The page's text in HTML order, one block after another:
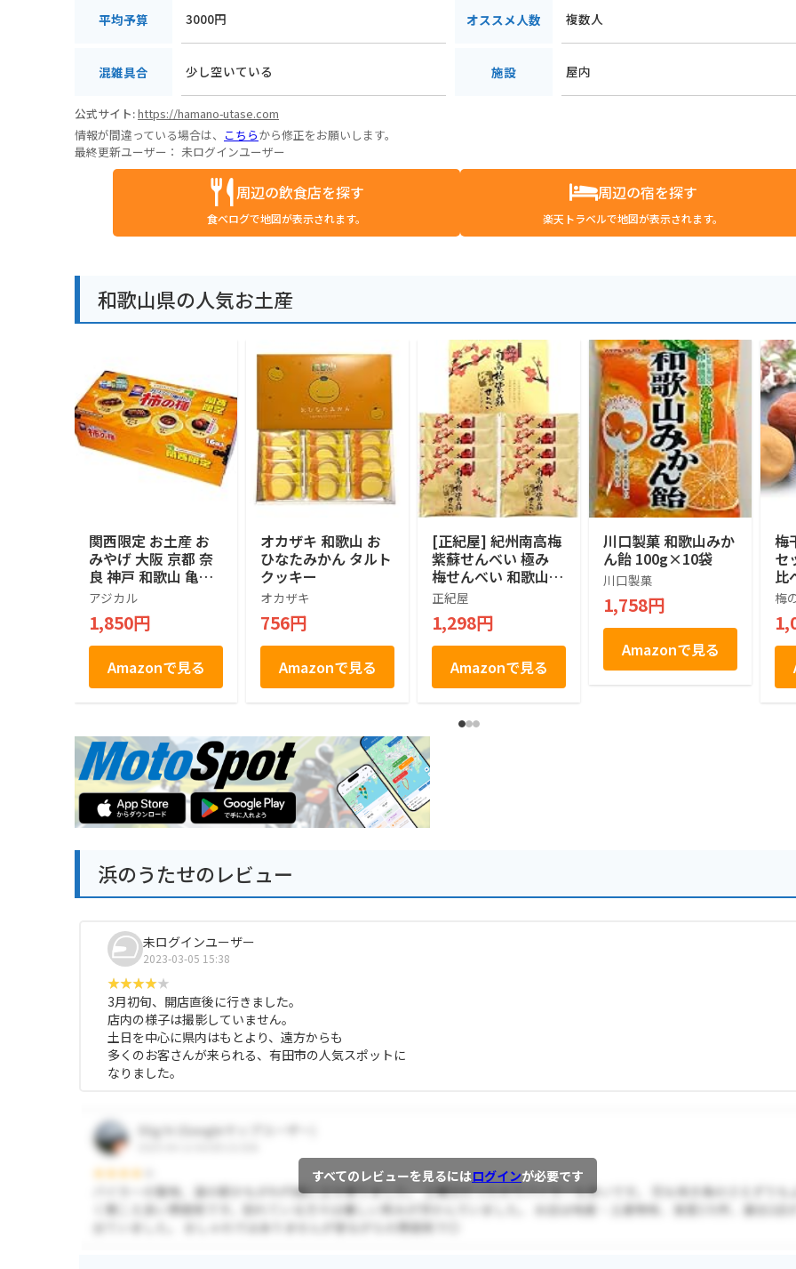
平均予算 3000円 オススメ人数 複数人
混雑具合 少し空いている 施設 屋内
公式サイト:https://hamano-utase.com
情報が間違っている場合は、 こちらから修正をお願いします。
最終更新ユーザー： 未ログインユーザー
周辺の飲食店を探す
食べログで地図が表示されます。
周辺の宿を探す
楽天トラベルで地図が表示されます。
和歌山県の人気お土産
関西限定 お土産 お
みやげ 大阪 京都 奈
良 神戸 和歌山 亀田
の柿の種 ピーナッツ
入り 180g 16袋入り
（４種類×４袋）
アジカル
1,850円
Amazonで見る
オカザキ 和歌山 お
ひなたみかん タルト
クッキー
オカザキ
756円
Amazonで見る
[正紀屋] 紀州南高梅
紫蘇せんべい 極み
梅せんべい 和歌山土
産 煎餅 個包装 和菓
子 ギフト お中元 お
歳暮 1枚×8袋
正紀屋
1,298円
Amazonで見る
川口製菓 和歌山みか
ん飴 100g×10袋
川口製菓
1,758円
Amazonで見る
梅
セ
比
冨
産
分
ル
人
ト
梅
浜のうたせのレビュー
未ログインユーザー
2023-03-05 15:38
3月初旬、開店直後に行きました。
店内の様子は撮影していません。
土日を中心に県内はもとより、遠方からも
多くのお客さんが来られる、有田市の人気スポットに
なりました。
すべてのレビューを見るにはログインが必要です